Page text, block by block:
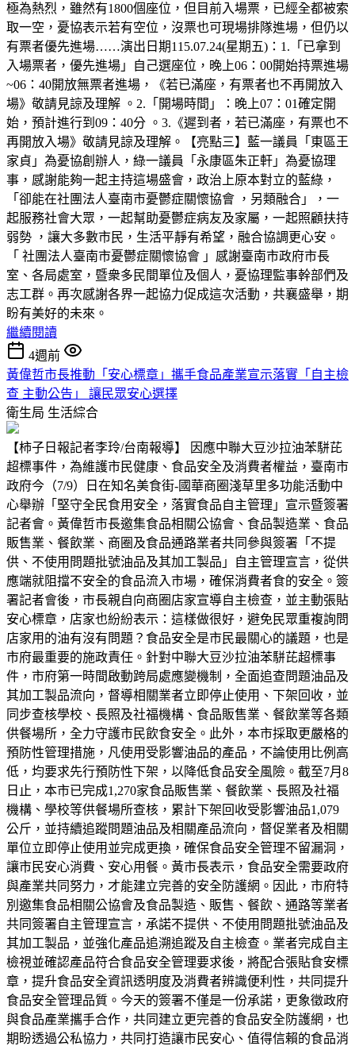
極為熱烈，雖然有1800個座位，但目前入場票，已經全都被索
取一空，憂協表示若有空位，沒票也可現場排隊進場，但仍以
有票者優先進場……演出日期115.07.24(星期五)：1.「已拿到
入場票者，優先進場」自己選座位，晚上06：00開始持票進場
~06：40開放無票者進場，《若已滿座，有票者也不再開放入
場》敬請見諒及理解 。2.「開場時間」：晚上07：01確定開
始，預計進行到09：40分 。3.《遲到者，若已滿座，有票也不
再開放入場》敬請見諒及理解。【亮點三】藍一議員「東區王
家貞」為憂協創辦人，綠一議員「永康區朱正軒」為憂協理
事，感謝能夠一起主持這場盛會，政治上原本對立的藍綠，
「卻能在社團法人臺南市憂鬱症關懷協會 ，另類融合」，一
起服務社會大眾，一起幫助憂鬱症病友及家屬，一起照顧扶持
弱勢 ，讓大多數市民，生活平靜有希望，融合協調更心安。
「 社團法人臺南市憂鬱症關懷協會 」感謝臺南市政府市長
室、各局處室，暨衆多民間單位及個人，憂協理監事幹部們及
志工群。再次感謝各界一起協力促成這次活動，共襄盛舉，期
盼有美好的未來。
繼續閱讀
4週前
黃偉哲市長推動「安心標章」攜手食品產業宣示落實「自主檢
查 主動公告」 讓民眾安心選擇
衛生局 生活綜合
【柿子日報記者李玲/台南報導】 因應中聯大豆沙拉油苯駢芘
超標事件，為維護市民健康、食品安全及消費者權益，臺南市
政府今（7/9）日在知名美食街-國華商圈淺草里多功能活動中
心舉辦「堅守全民食用安全，落實食品自主管理」宣示暨簽署
記者會。黃偉哲市長邀集食品相關公協會、食品製造業、食品
販售業、餐飲業、商圈及食品通路業者共同參與簽署「不提
供、不使用問題批號油品及其加工製品」自主管理宣言，從供
應端就阻擋不安全的食品流入市場，確保消費者食的安全。簽
署記者會後，市長親自向商圈店家宣導自主檢查，並主動張貼
安心標章，店家也紛紛表示：這樣做很好，避免民眾重複詢問
店家用的油有沒有問題？食品安全是市民最關心的議題，也是
市府最重要的施政責任。針對中聯大豆沙拉油苯駢芘超標事
件，市府第一時間啟動跨局處應變機制，全面追查問題油品及
其加工製品流向，督導相關業者立即停止使用、下架回收，並
同步查核學校、長照及社福機構、食品販售業、餐飲業等各類
供餐場所，全力守護市民飲食安全。此外，本市採取更嚴格的
預防性管理措施，凡使用受影響油品的產品，不論使用比例高
低，均要求先行預防性下架，以降低食品安全風險。截至7月8
日止，本市已完成1,270家食品販售業、餐飲業、長照及社福
機構、學校等供餐場所查核，累計下架回收受影響油品1,079
公斤，並持續追蹤問題油品及相關產品流向，督促業者及相關
單位立即停止使用並完成更換，確保食品安全管理不留漏洞，
讓市民安心消費、安心用餐。黃市長表示，食品安全需要政府
與產業共同努力，才能建立完善的安全防護網。因此，市府特
別邀集食品相關公協會及食品製造、販售、餐飲、通路等業者
共同簽署自主管理宣言，承諾不提供、不使用問題批號油品及
其加工製品，並強化產品追溯追蹤及自主檢查。業者完成自主
檢視並確認產品符合食品安全管理要求後，將配合張貼食安標
章，提升食品安全資訊透明度及消費者辨識便利性，共同提升
食品安全管理品質。今天的簽署不僅是一份承諾，更象徵政府
與食品產業攜手合作，共同建立更完善的食品安全防護網，也
期盼透過公私協力，共同打造讓市民安心、值得信賴的食品消